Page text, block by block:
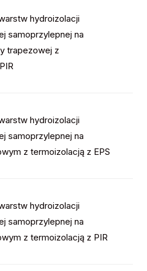
hydroizolacji
samoprzylepnej na
trapezowej z
hydroizolacji
samoprzylepnej na
z termoizolacją z EPS
hydroizolacji
samoprzylepnej na
z termoizolacją z PIR